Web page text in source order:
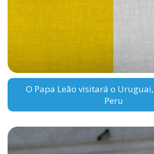
O Papa Leão visitará o
Peru